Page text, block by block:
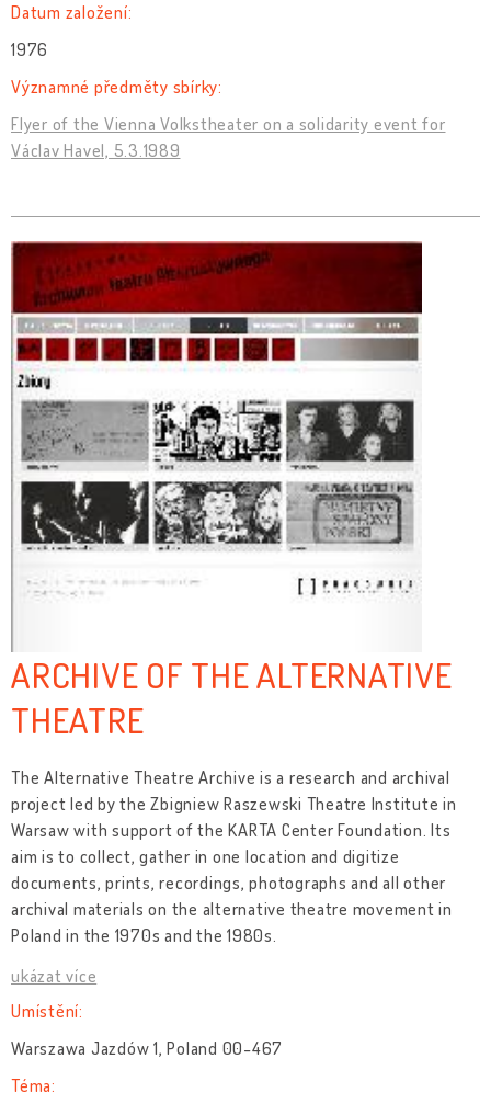
Datum založení:
1976
Významné předměty sbírky:
Flyer of the Vienna Volkstheater on a solidarity event for
Václav Havel, 5.3.1989
ARCHIVE OF THE ALTERNATIVE
THEATRE
The Alternative Theatre Archive is a research and archival
project led by the Zbigniew Raszewski Theatre Institute in
Warsaw with support of the KARTA Center Foundation. Its
aim is to collect, gather in one location and digitize
documents, prints, recordings, photographs and all other
archival materials on the alternative theatre movement in
Poland in the 1970s and the 1980s.
ukázat více
Umístění:
Warszawa Jazdów 1, Poland 00-467
Téma: